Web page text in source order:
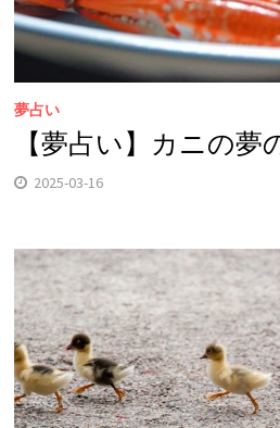
夢占い
【夢占い】カニの夢
2025-03-16